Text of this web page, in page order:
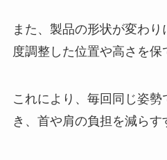
また、製品の形状が変わ
度調整した位置や高さを保
これにより、毎回同じ姿
き、首や肩の負担を減らす